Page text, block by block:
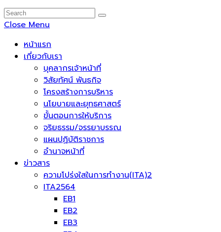
Close Menu
หน้าแรก
เกี่ยวกับเรา
บุคลากรเจ้าหน้าที่
วิสัยทัศน์ พันธกิจ
โครงสร้างการบริหาร
นโยบายและยุทธศาสตร์
ขั้นตอนการให้บริการ
จริยธรรม/จรรยาบรรณ
แผนปฏิบัติราชการ
อำนาจหน้าที่
ข่าวสาร
ความโปร่งใสในการทำงาน(ITA)2
ITA2564
EB1
EB2
EB3